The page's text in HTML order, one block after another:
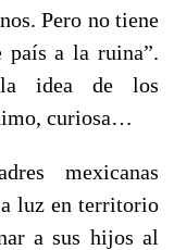
Pero no tiene
país a la ruina”.
la idea de los
curiosa…
mexicanas
a luz en territorio
a sus hijos al